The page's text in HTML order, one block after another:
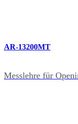
AR-13200MT
Messlehre für